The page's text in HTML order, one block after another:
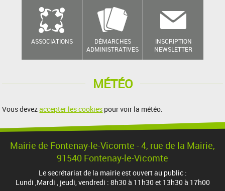
ASSOCIATIONS
DÉMARCHES
ADMINISTRATIVES
INSCRIPTION
NEWSLETTER
MÉTÉO
Vous devezaccepter les cookies pour voir la météo.
Mairie de Fontenay-le-Vicomte - 4, rue de la Mairie,
91540 Fontenay-le-Vicomte
Le secrétariat de la mairie est ouvert au public :
Lundi ,Mardi , jeudi, vendredi : 8h30 à 11h30 et 13h30 à 17h00